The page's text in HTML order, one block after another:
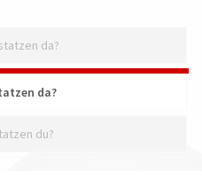
da?
da?
du?